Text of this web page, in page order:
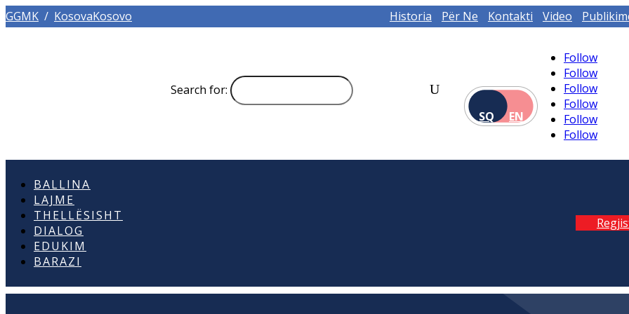
GGMK / KosovaKosovo Historia Për Ne Kontakti Video
Search for:
SQ
EN
Follow
Follow
Follow
Follow
Follow
Follow
BALLINA
LAJME
THELLËSISHT
DIALOG
EDUKIM
BARAZI